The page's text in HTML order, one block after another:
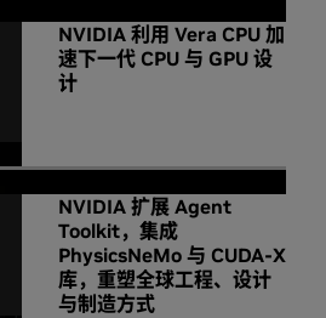
NVIDIA 利用 Vera CPU 加
速下一代 CPU 与 GPU 设
计
NVIDIA 扩展 Agent
Toolkit，集成
PhysicsNeMo 与 CUDA-X
库，重塑全球工程、设计
与制造方式